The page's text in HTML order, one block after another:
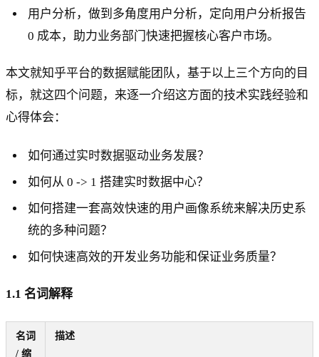
用户分析，做到多角度用户分析，定向用户分析报告
0 成本，助力业务部门快速把握核心客户市场。
本文就知乎平台的数据赋能团队，基于以上三个方向的目
标，就这四个问题，来逐一介绍这方面的技术实践经验和
心得体会：
如何通过实时数据驱动业务发展？
如何从 0 -> 1 搭建实时数据中心？
如何搭建一套高效快速的用户画像系统来解决历史系
统的多种问题？
如何快速高效的开发业务功能和保证业务质量？
1.1 名词解释
名词
/ 缩
描述